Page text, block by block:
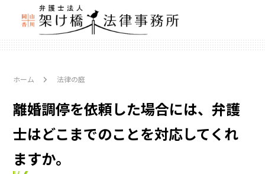
ホーム 法律の庭
離婚調停を依頼した場合には、弁護
士はどこまでのことを対応してくれ
ますか。